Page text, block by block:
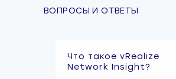
ВОПРОСЫ И ОТВЕТЫ
Что такое vRealize
Network Insight?